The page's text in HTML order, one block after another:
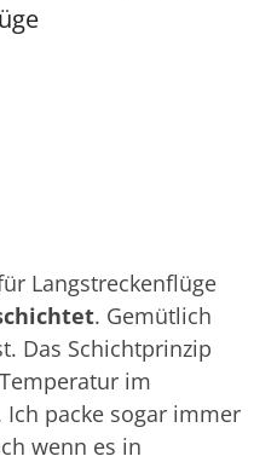
Langstreckenflüge
. Gemütlich
Das Schichtprinzip
im
Ich packe sogar immer
wenn es in